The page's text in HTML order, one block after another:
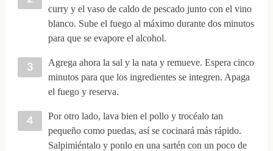
curry y el vaso de caldo de pescado junto con el vino
blanco. Sube el fuego al máximo durante dos minutos
para que se evapore el alcohol.
Agrega ahora la sal y la nata y remueve. Espera cinco
minutos para que los ingredientes se integren. Apaga
el fuego y reserva.
Por otro lado, lava bien el pollo y trocéalo tan
pequeño como puedas, así se cocinará más rápido.
Salpimiéntalo y ponlo en una sartén con un poco de